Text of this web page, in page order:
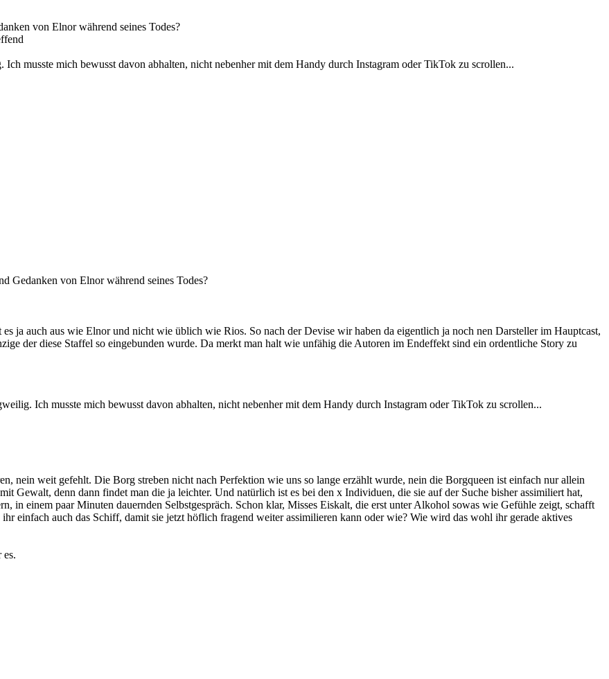
von Elnor während seines Todes?
musste mich bewusst davon abhalten, nicht nebenher mit dem Handy durch Instagram oder TikTok zu scrollen...
Gedanken von Elnor während seines Todes?
ja auch aus wie Elnor und nicht wie üblich wie Rios. So nach der Devise wir haben da eigentlich ja noch nen Darsteller im Hauptcast,
der diese Staffel so eingebunden wurde. Da merkt man halt wie unfähig die Autoren im Endeffekt sind ein ordentliche Story zu
Ich musste mich bewusst davon abhalten, nicht nebenher mit dem Handy durch Instagram oder TikTok zu scrollen...
nein weit gefehlt. Die Borg streben nicht nach Perfektion wie uns so lange erzählt wurde, nein die Borgqueen ist einfach nur allein
Gewalt, denn dann findet man die ja leichter. Und natürlich ist es bei den x Individuen, die sie auf der Suche bisher assimiliert hat,
in einem paar Minuten dauernden Selbstgespräch. Schon klar, Misses Eiskalt, die erst unter Alkohol sowas wie Gefühle zeigt, schafft
einfach auch das Schiff, damit sie jetzt höflich fragend weiter assimilieren kann oder wie? Wie wird das wohl ihr gerade aktives
es.